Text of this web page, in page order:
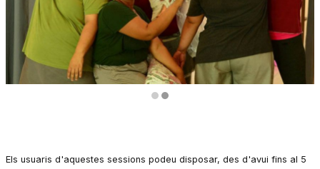
Els usuaris d'aquestes sessions podeu disposar, des d'avui fins al 5